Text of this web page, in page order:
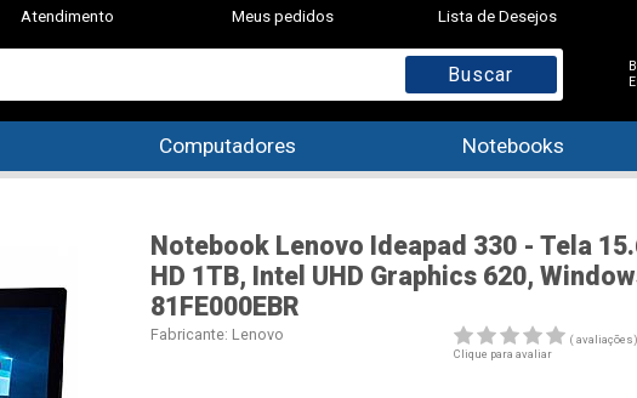
Atendimento Meus pedidos Lista de Desejos
Computadores Notebooks
Notebook Lenovo Ideapad 330 - Tela
HD 1TB, Intel UHD Graphics 620,
81FE000EBR
Fabricante: Lenovo
( avaliações)
Clique para avaliar